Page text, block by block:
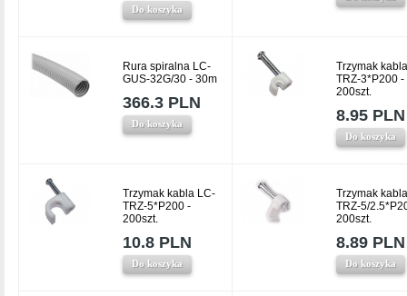
Do koszyka
Rura spiralna LC-
GUS-32G/30 - 30m
366.3 PLN
Do koszyka
Trzymak
TRZ-3*P200 -
200szt.
8.95 PLN
Do koszyka
Trzymak kabla LC-
TRZ-5*P200 -
200szt.
10.8 PLN
Do koszyka
Trzymak
TRZ-5/
200szt.
8.89 PLN
Do koszyka